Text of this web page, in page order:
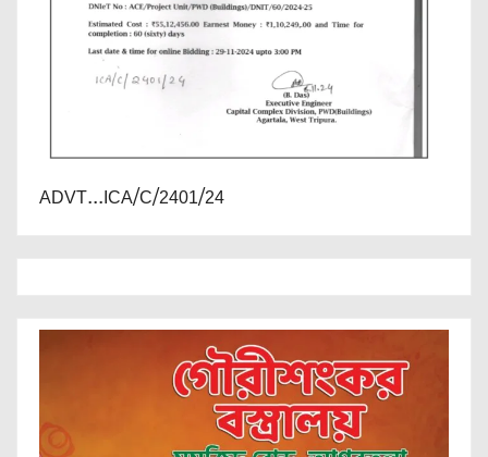
ADVT...ICA/C/2401/24